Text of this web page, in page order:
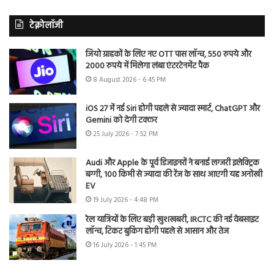
टेक्नोलॉजी
जियो ग्राहकों के लिए नए OTT पास लॉन्च, 550 रुपये और
2000 रुपये में मिलेगा लंबा एंटरटेनमेंट पैक
8 August 2026 - 6:45 PM
iOS 27 में नई Siri होगी पहले से ज्यादा स्मार्ट, ChatGPT और
Gemini को देगी टक्कर
25 July 2026 - 7:52 PM
Audi और Apple के पूर्व डिजाइनरों ने बनाई लग्जरी इलेक्ट्रिक
बग्गी, 100 किमी से ज्यादा की रेंज के साथ आएगी यह अनोखी
EV
19 July 2026 - 4:48 PM
रेल यात्रियों के लिए बड़ी खुशखबरी, IRCTC की नई वेबसाइट
लॉन्च, टिकट बुकिंग होगी पहले से आसान और तेज
16 July 2026 - 1:45 PM